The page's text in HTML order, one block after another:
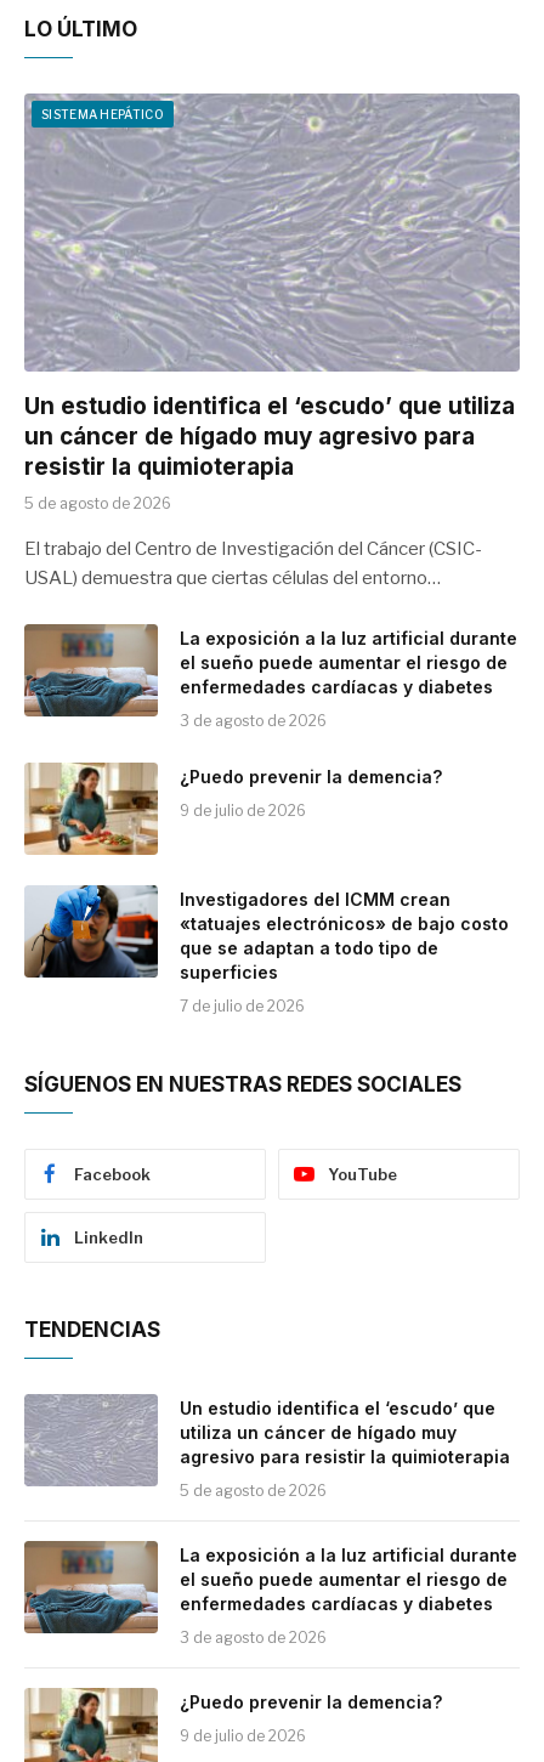
LO ÚLTIMO
SISTEMA HEPÁTICO
Un estudio identifica el ‘escudo’ que utiliza
un cáncer de hígado muy agresivo para
resistir la quimioterapia
5 de agosto de 2026
El trabajo del Centro de Investigación del Cáncer (CSIC-
USAL) demuestra que ciertas células del entorno…
La exposición a la luz artificial durante
el sueño puede aumentar el riesgo de
enfermedades cardíacas y diabetes
3 de agosto de 2026
¿Puedo prevenir la demencia?
9 de julio de 2026
Investigadores del ICMM crean
«tatuajes electrónicos» de bajo costo
que se adaptan a todo tipo de
superficies
7 de julio de 2026
SÍGUENOS EN NUESTRAS REDES SOCIALES
Facebook YouTube
LinkedIn
TENDENCIAS
Un estudio identifica el ‘escudo’ que
utiliza un cáncer de hígado muy
agresivo para resistir la quimioterapia
5 de agosto de 2026
La exposición a la luz artificial durante
el sueño puede aumentar el riesgo de
enfermedades cardíacas y diabetes
3 de agosto de 2026
¿Puedo prevenir la demencia?
9 de julio de 2026